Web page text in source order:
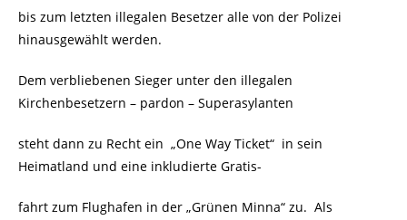
bis zum letzten illegalen Besetzer alle von der Polizei
hinausgewählt werden.
Dem verbliebenen Sieger unter den illegalen
Kirchenbesetzern – pardon – Superasylanten
steht dann zu Recht ein „One Way Ticket“ in sein
Heimatland und eine inkludierte Gratis-
fahrt zum Flughafen in der „Grünen Minna“ zu. Als